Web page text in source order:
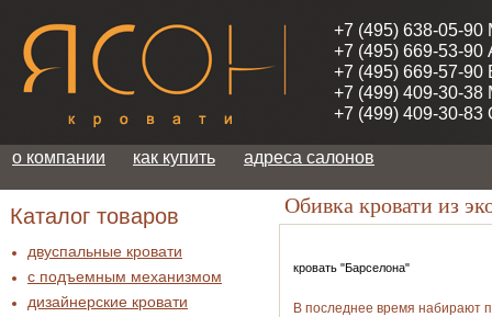
+7 (495) 638-05-90
+7 (495) 669-53-90
+7 (495) 669-57-90
+7 (499) 409-30-38
+7 (499) 409-30-83
о компании как купить адреса салонов
Каталог товаров
двуспальные кровати
с подъемным механизмом
дизайнерские кровати
Обивка кровати из
кровать "Барселона"
В последнее время набирают